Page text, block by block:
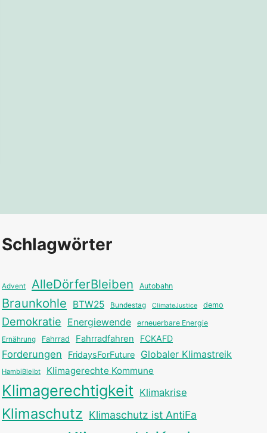
Schlagwörter
Advent AlleDörferBleiben Autobahn
Braunkohle BTW25 Bundestag ClimateJustice demo
Demokratie Energiewende erneuerbare Energie
Ernährung Fahrrad Fahrradfahren FCKAFD
Forderungen FridaysForFuture Globaler Klimastreik
HambiBleibt Klimagerechte Kommune
Klimagerechtigkeit Klimakrise
Klimaschutz Klimaschutz ist AntiFa